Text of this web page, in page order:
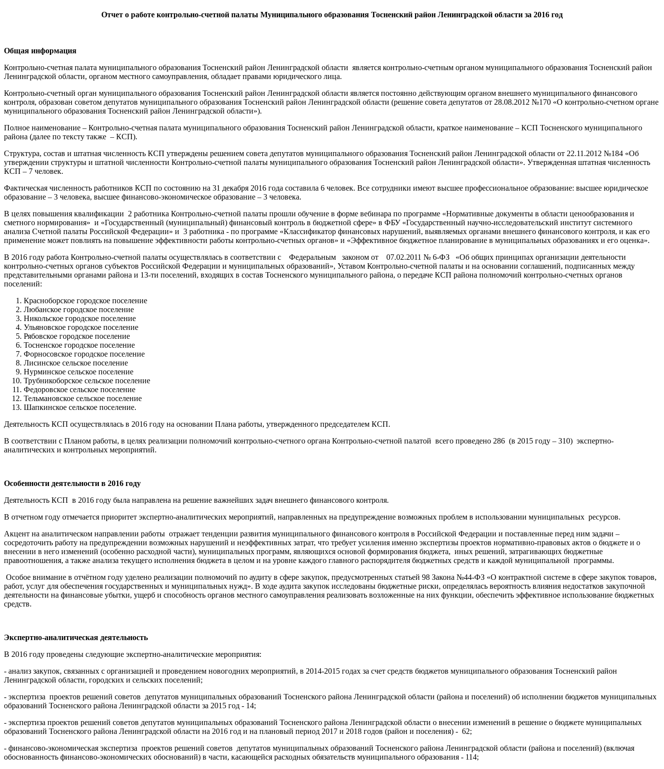
Отчет о работе контрольно-счетной палаты Муниципального образования Тосненский район Ленинградской области за 2016 год
Общая информация
Контрольно-счетная палата муниципального образования Тосненский район Ленинградской области является контрольно-счетным органом муниципального образования Тосненский район
Ленинградской области, органом местного самоуправления, обладает правами юридического лица.
Контрольно-счетный орган муниципального образования Тосненский район Ленинградской области является постоянно действующим органом внешнего муниципального финансового
контроля, образован советом депутатов муниципального образования Тосненский район Ленинградской области (решение совета депутатов от 28.08.2012 №170 «О контрольно-счетном органе
муниципального образования Тосненский район Ленинградской области»).
Полное наименование – Контрольно-счетная палата муниципального образования Тосненский район Ленинградской области, краткое наименование – КСП Тосненского муниципального
района (далее по тексту также – КСП).
Структура, состав и штатная численность КСП утверждены решением совета депутатов муниципального образования Тосненский район Ленинградской области от 22.11.2012 №184 «Об
утверждении структуры и штатной численности Контрольно-счетной палаты муниципального образования Тосненский район Ленинградской области». Утвержденная штатная численность
КСП – 7 человек.
Фактическая численность работников КСП по состоянию на 31 декабря 2016 года составила 6 человек. Все сотрудники имеют высшее профессиональное образование: высшее юридическое
образование – 3 человека, высшее финансово-экономическое образование – 3 человека.
В целях повышения квалификации 2 работника Контрольно-счетной палаты прошли обучение в форме вебинара по программе «Нормативные документы в области ценообразования и
сметного нормирования» и «Государственный (муниципальный) финансовый контроль в бюджетной сфере» в ФБУ «Государственный научно-исследовательский институт системного
анализа Счетной палаты Российской Федерации» и 3 работника - по программе «Классификатор финансовых нарушений, выявляемых органами внешнего финансового контроля, и как его
применение может повлиять на повышение эффективности работы контрольно-счетных органов» и «Эффективное бюджетное планирование в муниципальных образованиях и его оценка».
В 2016 году работа Контрольно-счетной палаты осуществлялась в соответствии с Федеральным законом от 07.02.2011 № 6-ФЗ «Об общих принципах организации деятельности
контрольно-счетных органов субъектов Российской Федерации и муниципальных образований», Уставом Контрольно-счетной палаты и на основании соглашений, подписанных между
представительными органами района и 13-ти поселений, входящих в состав Тосненского муниципального района, о передаче КСП района полномочий контрольно-счетных органов
поселений:
Красноборское городское поселение
Любанское городское поселение
Никольское городское поселение
Ульяновское городское поселение
Рябовское городское поселение
Тосненское городское поселение
Форносовское городское поселение
Лисинское сельское поселение
Нурминское сельское поселение
Трубникоборское сельское поселение
Федоровское сельское поселение
Тельмановское сельское поселение
Шапкинское сельское поселение.
Деятельность КСП осуществлялась в 2016 году на основании Плана работы, утвержденного председателем КСП.
В соответствии с Планом работы, в целях реализации полномочий контрольно-счетного органа Контрольно-счетной палатой всего проведено 286 (в 2015 году – 310) экспертно-
аналитических и контрольных мероприятий.
Особенности деятельности в 2016 году
Деятельность КСП в 2016 году была направлена на решение важнейших задач внешнего финансового контроля.
В отчетном году отмечается приоритет экспертно-аналитических мероприятий, направленных на предупреждение возможных проблем в использовании муниципальных ресурсов.
Акцент на аналитическом направлении работы отражает тенденции развития муниципального финансового контроля в Российской Федерации и поставленные перед ним задачи –
сосредоточить работу на предупреждении возможных нарушений и неэффективных затрат, что требует усиления именно экспертизы проектов нормативно-правовых актов о бюджете и о
внесении в него изменений (особенно расходной части), муниципальных программ, являющихся основой формирования бюджета, иных решений, затрагивающих бюджетные
правоотношения, а также анализа текущего исполнения бюджета в целом и на уровне каждого главного распорядителя бюджетных средств и каждой муниципальной программы.
Особое внимание в отчётном году уделено реализации полномочий по аудиту в сфере закупок, предусмотренных статьей 98 Закона №44-ФЗ «О контрактной системе в сфере закупок товаров,
работ, услуг для обеспечения государственных и муниципальных нужд». В ходе аудита закупок исследованы бюджетные риски, определялась вероятность влияния недостатков закупочной
деятельности на финансовые убытки, ущерб и способность органов местного самоуправления реализовать возложенные на них функции, обеспечить эффективное использование бюджетных
средств.
Экспертно-аналитическая деятельность
В 2016 году проведены следующие экспертно-аналитические мероприятия:
- анализ закупок, связанных с организацией и проведением новогодних мероприятий, в 2014-2015 годах за счет средств бюджетов муниципального образования Тосненский район
Ленинградской области, городских и сельских поселений;
- экспертиза проектов решений советов депутатов муниципальных образований Тосненского района Ленинградской области (района и поселений) об исполнении бюджетов муниципальных
образований Тосненского района Ленинградской области за 2015 год - 14;
- экспертиза проектов решений советов депутатов муниципальных образований Тосненского района Ленинградской области о внесении изменений в решение о бюджете муниципальных
образований Тосненского района Ленинградской области на 2016 год и на плановый период 2017 и 2018 годов (район и поселения) - 62;
- финансово-экономическая экспертиза проектов решений советов депутатов муниципальных образований Тосненского района Ленинградской области (района и поселений) (включая
обоснованность финансово-экономических обоснований) в части, касающейся расходных обязательств муниципального образования - 114;